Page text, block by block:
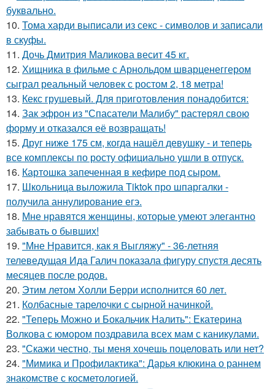
буквально.
10. Тома харди выписали из секс - символов и записали
в скуфы.
11. Дочь Дмитрия Маликова весит 45 кг.
12. Хищника в фильме с Арнольдом шварценеггером
сыграл реальный человек с ростом 2, 18 метра!
13. Кекс грушевый. Для приготовления понадобится:
14. Зак эфрон из "Спасатели Малибу" растерял свою
форму и отказался её возвращать!
15. Друг ниже 175 см, когда нашёл девушку - и теперь
все комплексы по росту официально ушли в отпуск.
16. Картошка запеченная в кефире под сыром.
17. Школьница выложила Tiktok про шпаргалки -
получила аннулирование егэ.
18. Мне нравятся женщины, которые умеют элегантно
забывать о бывших!
19. "Мне Нравится, как я Выгляжу" - 36-летняя
телеведущая Ида Галич показала фигуру спустя десять
месяцев после родов.
20. Этим летом Холли Берри исполнится 60 лет.
21. Колбасные тарелочки с сырной начинкой.
22. "Теперь Можно и Бокальчик Налить": Екатерина
Волкова с юмором поздравила всех мам с каникулами.
23. "Скажи честно, ты меня хочешь поцеловать или нет?
24. "Мимика и Профилактика": Дарья клюкина о раннем
знакомстве с косметологией.